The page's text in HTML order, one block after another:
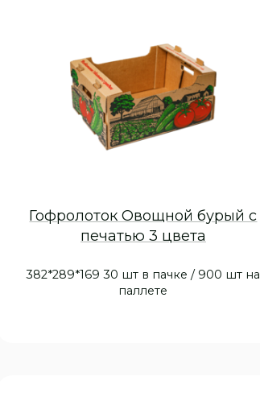
Гофролоток Овощной бурый с
печатью 3 цвета
382*289*169 30 шт в пачке / 900 шт на
паллете